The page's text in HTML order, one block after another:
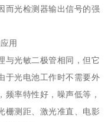
而光检测器输出信号的强
用
与光敏二极管相同，但它
于光电池工作时不需要外
频率特性好，噪声低等，
栅测距、激光准直、电影